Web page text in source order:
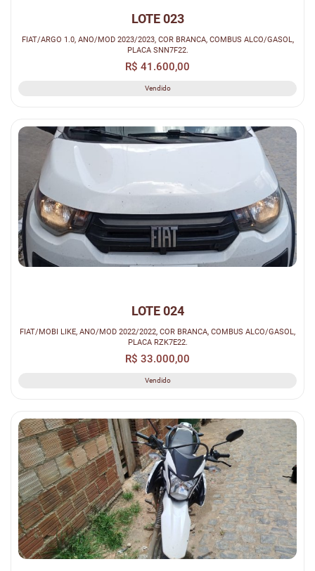
LOTE 023
FIAT/ARGO 1.0, ANO/MOD 2023/2023, COR BRANCA, COMBUS ALCO/GASOL,
PLACA SNN7F22.
R$ 41.600,00
Vendido
LOTE 024
FIAT/MOBI LIKE, ANO/MOD 2022/2022, COR BRANCA, COMBUS ALCO/GASOL,
PLACA RZK7E22.
R$ 33.000,00
Vendido